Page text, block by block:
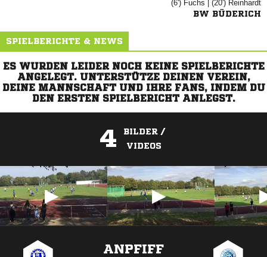
(6')  | (20') 
BW BÜDERICH
SPIELBERICHTE & NEWS
ES WURDEN LEIDER NOCH KEINE SPIELBERICHTE
ANGELEGT. UNTERSTÜTZE DEINEN VEREIN,
DEINE MANNSCHAFT UND IHRE FANS, INDEM DU
DEN ERSTEN SPIELBERICHT ANLEGST.
4
BILDER /
VIDEOS
ANPFIFF